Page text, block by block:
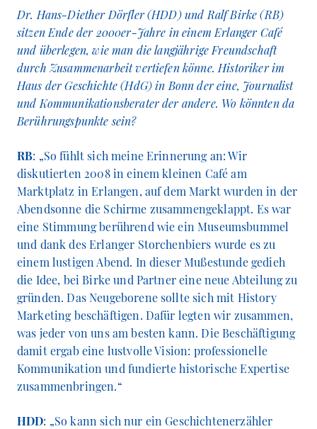
Dr. Hans-Diether Dörfler (HDD) und Ralf Birke (RB)
sitzen Ende der 2000er-Jahre in einem Erlanger Café
und überlegen, wie man die langjährige Freundschaft
durch Zusammenarbeit vertiefen könne. Historiker im
Haus der Geschichte (HdG) in Bonn der eine, Journalist
und Kommunikationsberater der andere. Wo könnten da
Berührungspunkte sein?
RB: „So fühlt sich meine Erinnerung an: Wir
diskutierten 2008 in einem kleinen Café am
Marktplatz in Erlangen, auf dem Markt wurden in der
Abendsonne die Schirme zusammengeklappt. Es war
eine Stimmung berührend wie ein Museumsbummel
und dank des Erlanger Storchenbiers wurde es zu
einem lustigen Abend. In dieser Mußestunde gedieh
die Idee, bei Birke und Partner eine neue Abteilung zu
gründen. Das Neugeborene sollte sich mit History
Marketing beschäftigen. Dafür legten wir zusammen,
was jeder von uns am besten kann. Die Beschäftigung
damit ergab eine lustvolle Vision: professionelle
Kommunikation und fundierte historische Expertise
zusammenbringen.“
HDD: „So kann sich nur ein Geschichtenerzähler